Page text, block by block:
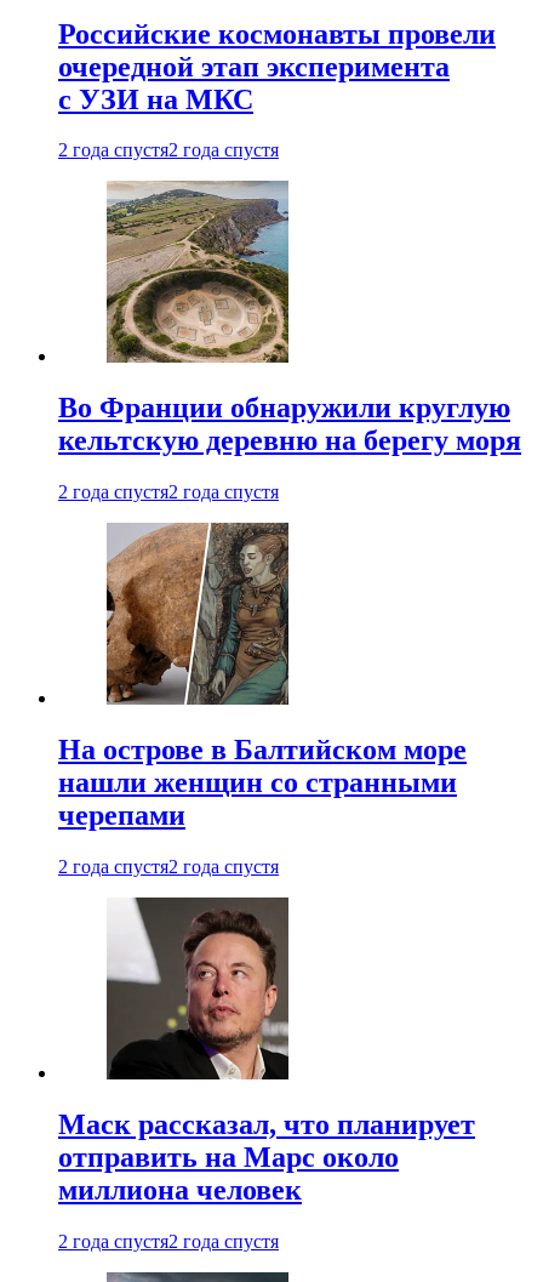
Российские космонавты провели
очередной этап эксперимента
с УЗИ на МКС
2 года спустя2 года спустя
Во Франции обнаружили круглую
кельтскую деревню на берегу моря
2 года спустя2 года спустя
На острове в Балтийском море
нашли женщин со странными
черепами
2 года спустя2 года спустя
Маск рассказал, что планирует
отправить на Марс около
миллиона человек
2 года спустя2 года спустя